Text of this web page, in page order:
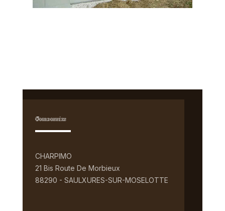
Coordonnées
CHARPIMO
21 Bis Route De Morbieux
88290 - SAULXURES-SUR-MOSELOTTE